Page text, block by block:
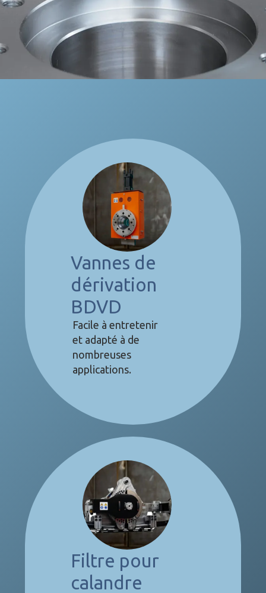
Vannes de
dérivation
BDVD
Facile à entretenir
et adapté à de
nombreuses
applications.
Filtre pour
calandre